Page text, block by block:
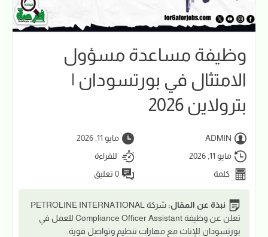
وظيفة مساعدة مسؤول
الامتثال في بورتسودان |
بترولاين 2026
ADMIN
مايو 11, 2026
مايو 11, 2026
للقراءة
كلمة
0 تعليق
نبذة عن المقال:
شركة PETROLINE INTERNATIONAL
تعلن عن وظيفة Compliance Officer Assistant للعمل في
بورتسودان للإناث مع مهارات تنظيم وتواصل قوية.